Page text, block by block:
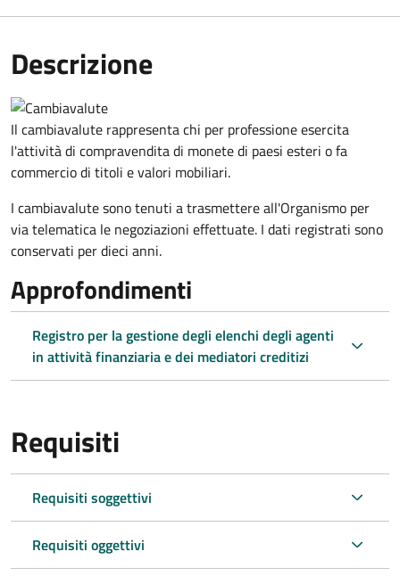
Descrizione
Il cambiavalute rappresenta chi per professione esercita
l'attività di compravendita di monete di paesi esteri o fa
commercio di titoli e valori mobiliari.
I cambiavalute sono tenuti a trasmettere all'Organismo per
via telematica le negoziazioni effettuate. I dati registrati sono
conservati per dieci anni.
Approfondimenti
Registro per la gestione degli elenchi degli agenti
in attività finanziaria e dei mediatori creditizi
Requisiti
Requisiti soggettivi
Requisiti oggettivi